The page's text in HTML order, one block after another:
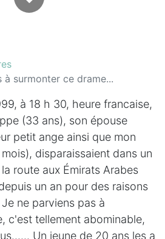
à surmonter ce drame...
à 18 h 30, heure francaise,
(33 ans), son épouse
petit ange ainsi que mon
disparaissaient dans un
route aux Émirats Arabes
un an pour des raisons
ne parviens pas à
c'est tellement abominable,
Un jeune de 20 ans les a